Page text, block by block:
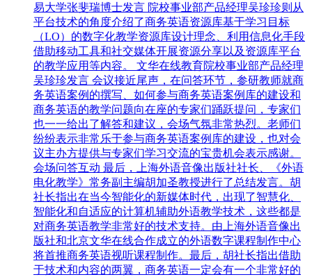
易大学张斐瑞博士发言 院校事业部产品经理吴珍珍则从
平台技术的角度介绍了商务英语资源库基于学习目标
（LO）的数字化教学资源库设计理念、利用信息化手段
借助移动工具和社交媒体开展资源分享以及资源库平台
的教学应用等内容。 文华在线教育院校事业部产品经理
吴珍珍发言 会议接近尾声，在问答环节，参研教师就商
务英语案例的撰写、如何参与商务英语案例库的建设和
商务英语的教学问题向在座的专家们踊跃提问，专家们
也一一给出了解答和建议，会场气氛非常热烈。老师们
纷纷表示非常乐于参与商务英语案例库的建设，也对会
议主办方提供与专家们学习交流的宝贵机会表示感谢。
会场问答互动 最后，上海外语音像出版社社长、《外语
电化教学》常务副主编胡加圣教授进行了总结发言。胡
社长指出在当今智能化的新媒体时代，出现了智慧化、
智能化和自适应的计算机辅助外语教学技术，这些都是
对商务英语教学非常好的技术支持。由上海外语音像出
版社和北京文华在线合作成立的外语数字课程制作中心
将首推商务英语视听课程制作。最后，胡社长指出借助
于技术和内容的两翼，商务英语一定会有一个非常好的